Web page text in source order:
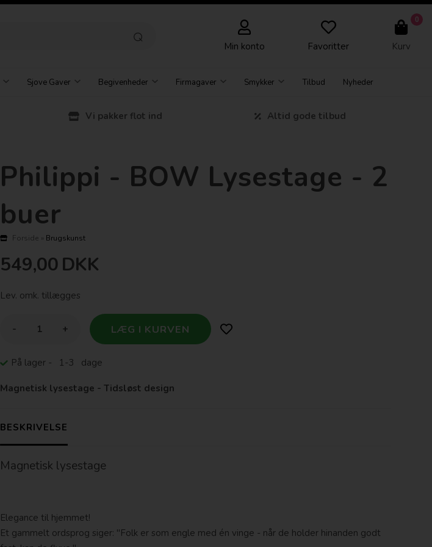
Min konto Favoritter
0
Kurv
Sjove Gaver Begivenheder Firmagaver Smykker Tilbud Nyheder
Vi pakker flot ind Altid gode tilbud
Philippi - BOW Lysestage - 2
buer
Forside » Brugskunst
549,00DKK
Lev. omk. tillægges
- +
På lager - 1-3 dage
Magnetisk lysestage - Tidsløst design
BESKRIVELSE
Magnetisk lysestage
Elegance til hjemmet!
Et gammelt ordsprog siger: "Folk er som engle med én vinge - når de holder hinanden godt